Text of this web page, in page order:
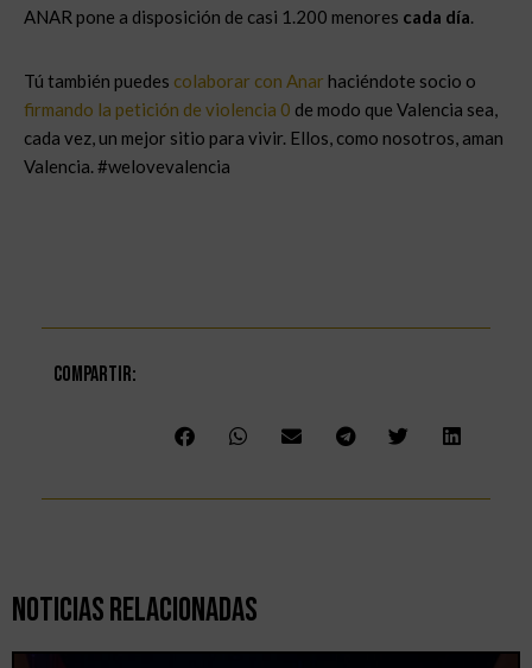
ANAR pone a disposición de casi 1.200 menores cada día.
Tú también puedes colaborar con Anar haciéndote socio o
firmando la petición de violencia 0 de modo que Valencia sea,
cada vez, un mejor sitio para vivir. Ellos, como nosotros, aman
Valencia. #welovevalencia
Compartir:
Noticias Relacionadas